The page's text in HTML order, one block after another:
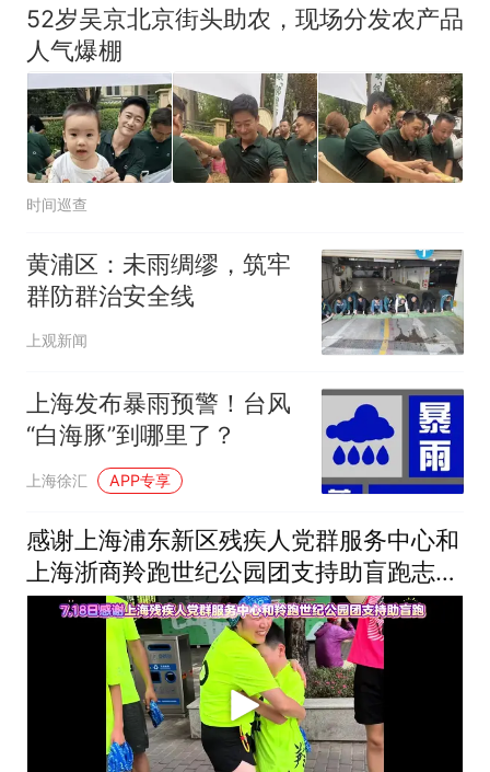
52岁吴京北京街头助农，现场分发农产品
人气爆棚
时间巡查
黄浦区：未雨绸缪，筑牢
群防群治安全线
上观新闻
上海发布暴雨预警！台风
“白海豚”到哪里了？
上海徐汇 APP专享
感谢上海浦东新区残疾人党群服务中心和
上海浙商羚跑世纪公园团支持助盲跑志愿
者培训